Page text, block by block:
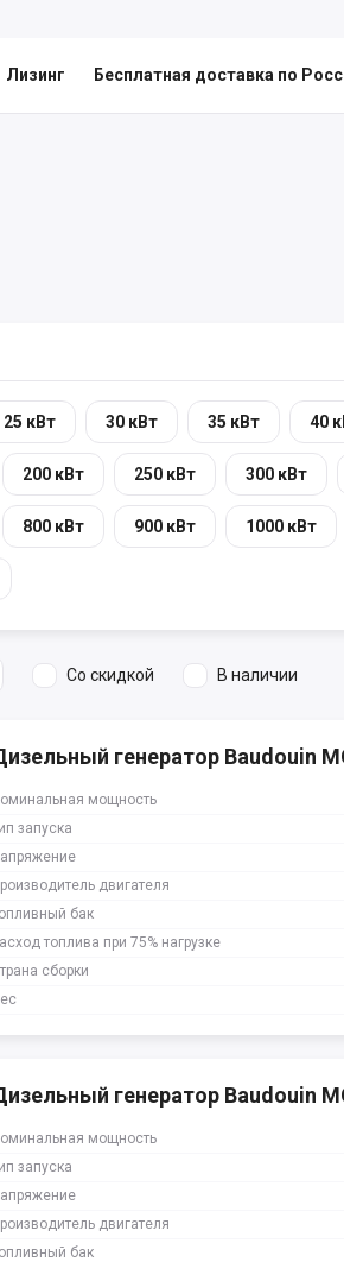
Лизинг Бесплатная доставка по
25 кВт 30 кВт 35 кВт 40
200 кВт 250 кВт 300 кВт
800 кВт 900 кВт 1000 кВт
Со скидкой В наличии
генератор Baudouin
мощность
запуска
двигателя
бак
топлива при 75% нагрузке
сборки
генератор Baudouin
мощность
запуска
двигателя
бак